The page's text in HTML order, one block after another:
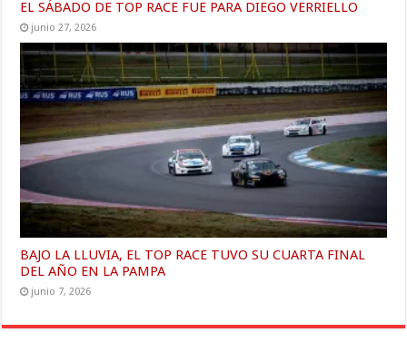
EL SÁBADO DE TOP RACE FUE PARA DIEGO VERRIELLO
junio 27, 2026
BAJO LA LLUVIA, EL TOP RACE TUVO SU CUARTA FINAL
DEL AÑO EN LA PAMPA
junio 7, 2026